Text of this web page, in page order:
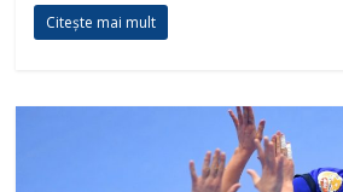
d
Citește mai mult